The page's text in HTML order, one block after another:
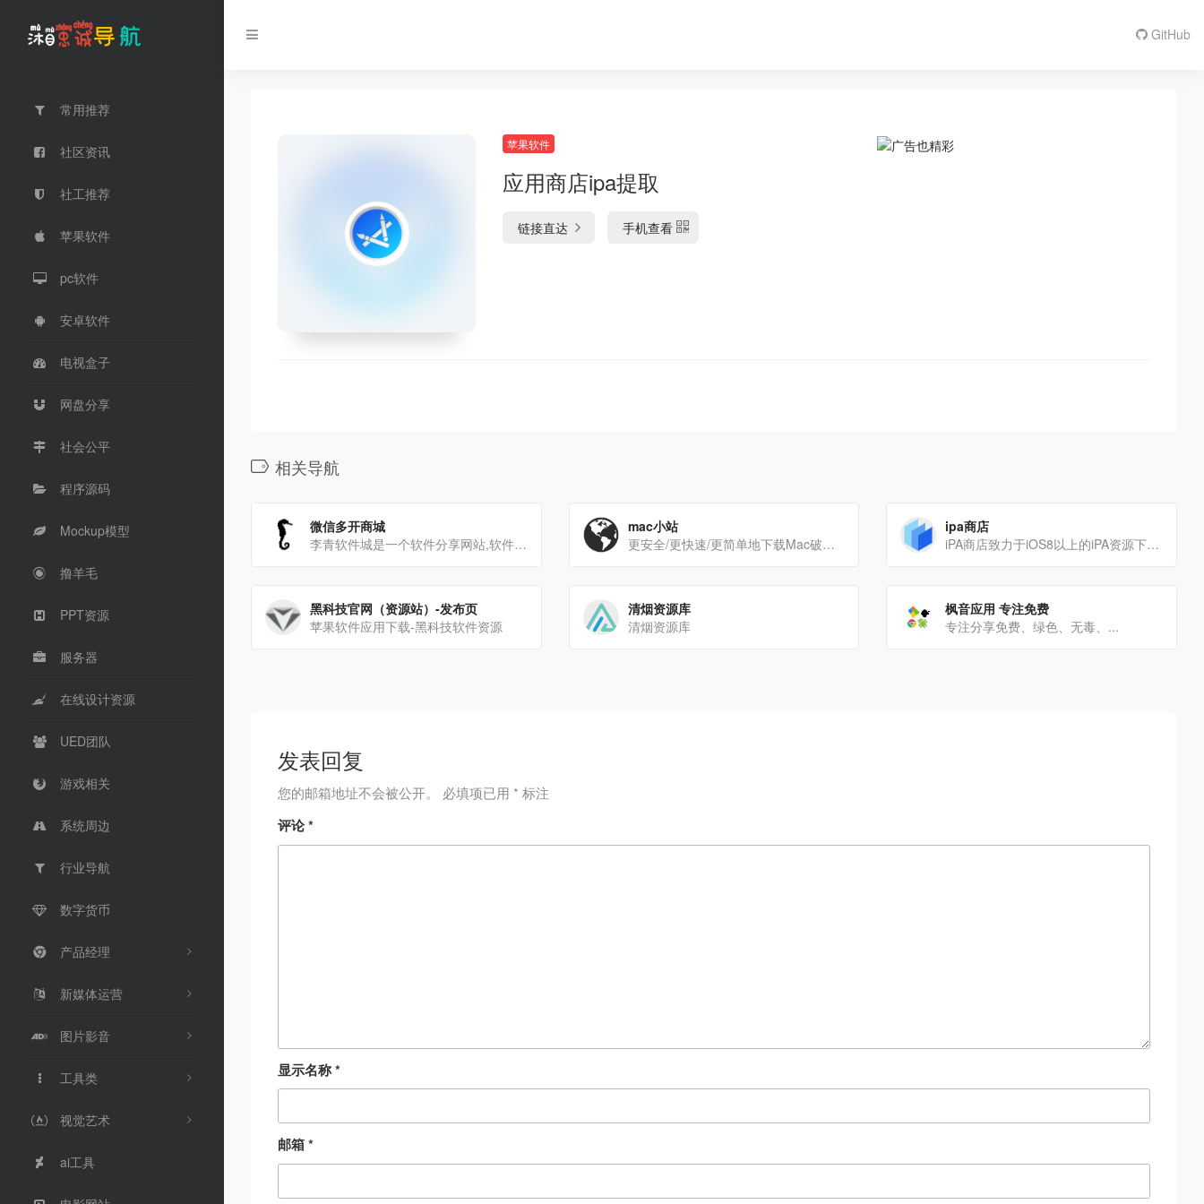
常用推荐
社区资讯
社工推荐
苹果软件
pc软件
安卓软件
电视盒子
网盘分享
社会公平
程序源码
Mockup模型
撸羊毛
PPT资源
服务器
在线设计资源
UED团队
游戏相关
系统周边
行业导航
数字货币
产品经理
新媒体运营
图片影音
工具类
视觉艺术
ai工具
GitHub
苹果软件
应用商店ipa提取
链接直达 手机查看
相关导航
微信多开商城
李青软件城是一个软件分享网站,软件资源必备的网站！
mac小站
更安全/更快速/更简单地下载Mac破解软件
ipa商店
iPA商店致力于iOS8以上的iPA资源下载和分享，包括游戏iPA、软件应用IPA、破解版iPA、砸壳IPA等[…]
黑科技官网（资源站）-发布页
苹果软件应用下载-黑科技软件资源
清烟资源库
清烟资源库
枫音应用 专注免费
专注分享免费、绿色、无毒、...
发表回复
您的邮箱地址不会被公开。 必填项已用 * 标注
评论*
显示名称*
邮箱*